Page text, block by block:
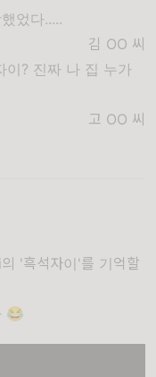
었다.....
김 OO 씨
이? 진짜 나 집 누가
고 OO 씨
'흑석자이'를 기억할
😂